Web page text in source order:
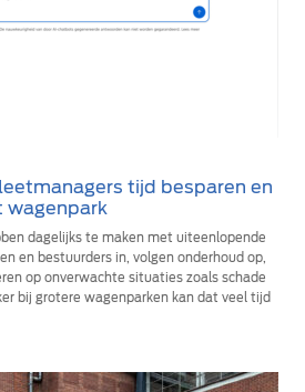
tijd besparen en
wagenpark
dagelijks te maken met uiteenlopende
en bestuurders in, volgen onderhoud op,
op onverwachte situaties zoals schade
bij grotere wagenparken kan dat veel tijd